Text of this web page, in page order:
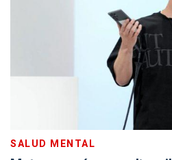
SALUD MENTAL